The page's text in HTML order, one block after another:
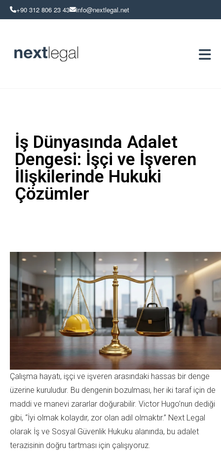
+90 312 806 23 43 info@nextlegal.net
İş Dünyasında Adalet
Dengesi: İşçi ve İşveren
İlişkilerinde Hukuki
Çözümler
Çalışma hayatı, işçi ve işveren arasındaki hassas bir denge
üzerine kuruludur. Bu dengenin bozulması, her iki taraf için de
maddi ve manevi zararlar doğurabilir. Victor Hugo’nun dediği
gibi, “İyi olmak kolaydır, zor olan adil olmaktır.” Next Legal
olarak İş ve Sosyal Güvenlik Hukuku alanında, bu adalet
terazisinin doğru tartması için çalışıyoruz.